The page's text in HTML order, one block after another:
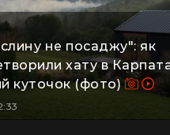
не посаджу": як
хату в
куточок (фото)